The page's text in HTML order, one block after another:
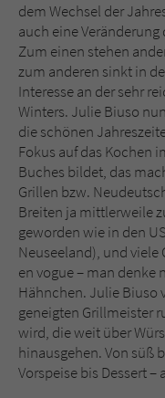
dem Wechsel der
auch eine
Zum einen stehen
zum anderen sinkt in
Interesse an der sehr
Winters. Julie Biuso
die schönen
Fokus auf das Kochen
Buches bildet, das
Grillen bzw.
Breiten ja mittlerweile
geworden wie in den
Neuseeland), und
en vogue – man denke
Hähnchen. Julie Biuso
geneigten Grillmeister
wird, die weit über
hinausgehen. Von süß
Vorspeise bis Dessert